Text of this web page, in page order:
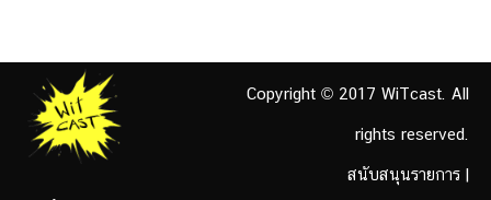
Copyright © 2017 WiTcast. All
rights reserved.
สนับสนุนรายการ |